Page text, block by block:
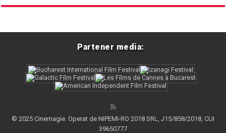
Partener media:
© 2025 Cinemagie. Operat de NIPEMI-RO 2018 SRL, J15/858/2018, CUI
39650777